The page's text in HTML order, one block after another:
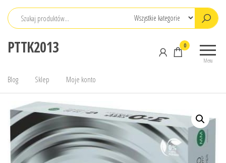
Przejdź
PTTK2013
Menu
0
Blog Sklep Moje konto